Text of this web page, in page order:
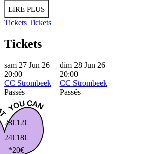
LIRE PLUS
Tickets Tickets
Tickets
sam 27 Jun 26
20:00
CC Strombeek
Passés
dim 28 Jun 26
20:00
CC Strombeek
Passés
28€
24€
*20€
18€
12€